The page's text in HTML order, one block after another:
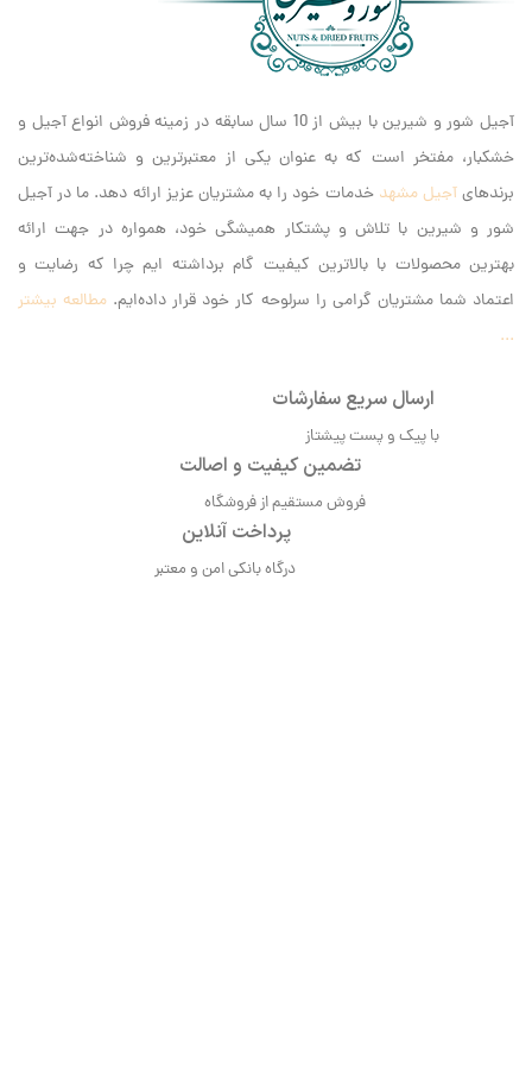
آجیل شور و شیرین با بیش از 10 سال سابقه در زمینه فروش انواع آجیل و
خشکبار، مفتخر است که به عنوان یکی از معتبرترین و شناخته‌شده‌ترین
برندهایآجیل مشهد خدمات خود را به مشتریان عزیز ارائه دهد. ما در آجیل
شور و شیرین با تلاش و پشتکار همیشگی خود، همواره در جهت ارائه
بهترین محصولات با بالاترین کیفیت گام برداشته ایم‌ چرا که رضایت و
اعتماد شما مشتریان گرامی را سرلوحه کار خود قرار داده‌ایم. مطالعه بیشتر
...
ارسال سریع سفارشات
با پیک و پست پیشتاز
تضمین کیفیت و اصالت
فروش مستقیم از فروشگاه
پرداخت آنلاین
درگاه بانکی امن و معتبر